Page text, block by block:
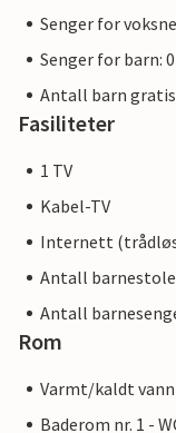
Senger for
Senger for barn: 0
Antall barn
Fasiliteter
1 TV
Kabel-TV
Internett
Antall
Antall
Rom
Varmt/kaldt
Baderom nr. 1 -